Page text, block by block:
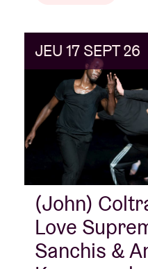
JEU 17 SEPT 26
(John)
Love
Sanchis &